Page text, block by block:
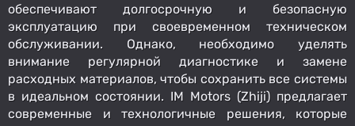
обеспечивают долгосрочную и безопасную
эксплуатацию при своевременном техническом
обслуживании. Однако, необходимо уделять
внимание регулярной диагностике и замене
расходных материалов, чтобы сохранить все системы
в идеальном состоянии. IM Motors (Zhiji) предлагает
современные и технологичные решения, которые